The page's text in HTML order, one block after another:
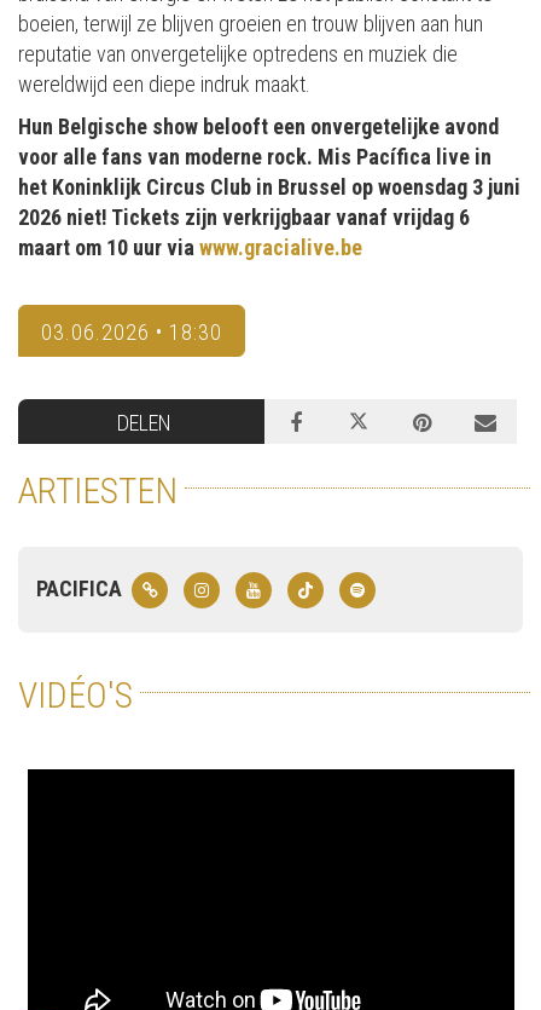
boeien, terwijl ze blijven groeien en trouw blijven aan hun
reputatie van onvergetelijke optredens en muziek die
wereldwijd een diepe indruk maakt.
Hun Belgische show belooft een onvergetelijke avond
voor alle fans van moderne rock. Mis Pacífica live in
het Koninklijk Circus Club in Brussel op woensdag 3 juni
2026 niet! Tickets zijn verkrijgbaar vanaf vrijdag 6
maart om 10 uur viawww.gracialive.be
03.06.2026 • 18:30
DELEN
ARTIESTEN
PACIFICA
VIDÉO'S